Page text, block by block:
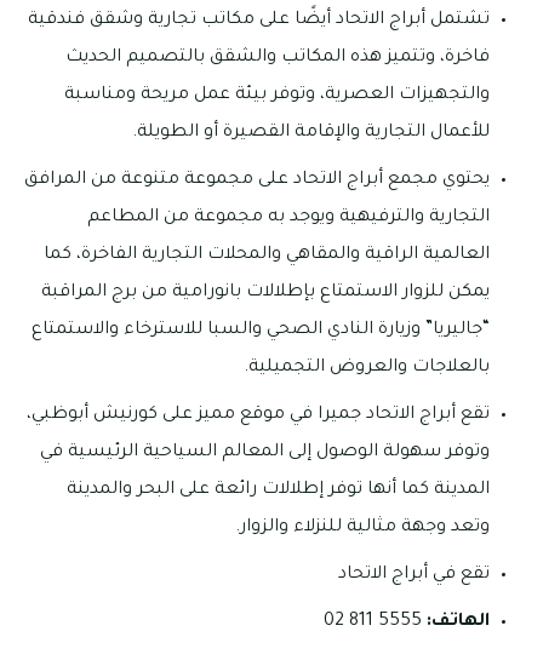
تشتمل أبراج الاتحاد أيضًا على مكاتب تجارية وشقق فندقية
فاخرة، وتتميز هذه المكاتب والشقق بالتصميم الحديث
والتجهيزات العصرية، وتوفر بيئة عمل مريحة ومناسبة
للأعمال التجارية والإقامة القصيرة أو الطويلة.
يحتوي مجمع أبراج الاتحاد على مجموعة متنوعة من المرافق
التجارية والترفيهية ويوجد به مجموعة من المطاعم
العالمية الراقية والمقاهي والمحلات التجارية الفاخرة، كما
يمكن للزوار الاستمتاع بإطلالات بانورامية من برج المراقبة
“جاليريا” وزيارة النادي الصحي والسبا للاسترخاء والاستمتاع
بالعلاجات والعروض التجميلية.
تقع أبراج الاتحاد جميرا في موقع مميز على كورنيش أبوظبي،
وتوفر سهولة الوصول إلى المعالم السياحية الرئيسية في
المدينة كما أنها توفر إطلالات رائعة على البحر والمدينة
وتعد وجهة مثالية للنزلاء والزوار.
تقع في أبراج الاتحاد
الهاتف: